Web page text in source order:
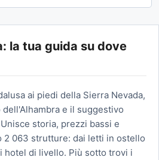
la tua guida su dove
ai piedi della Sierra Nevada,
e il suggestivo
storia, prezzi bassi e
2 063 strutture: dai letti in ostello
hotel di livello. Più sotto trovi i